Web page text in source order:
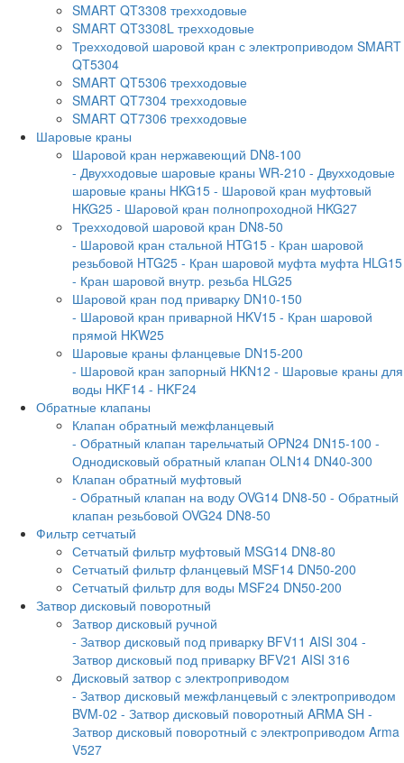
SMART QT3308 трехходовые
SMART QT3308L трехходовые
Трехходовой шаровой кран с электроприводом SMART
QT5304
SMART QT5306 трехходовые
SMART QT7304 трехходовые
SMART QT7306 трехходовые
Шаровые краны
Шаровой кран нержавеющий DN8-100
- Двухходовые шаровые краны WR-210 - Двухходовые
шаровые краны HKG15 - Шаровой кран муфтовый
HKG25 - Шаровой кран полнопроходной HKG27
Трехходовой шаровой кран DN8-50
- Шаровой кран стальной HTG15 - Кран шаровой
резьбовой HTG25 - Кран шаровой муфта муфта HLG15
- Кран шаровой внутр. резьба HLG25
Шаровой кран под приварку DN10-150
- Шаровой кран приварной HKV15 - Кран шаровой
прямой HKW25
Шаровые краны фланцевые DN15-200
- Шаровой кран запорный HKN12 - Шаровые краны для
воды HKF14 - HKF24
Обратные клапаны
Клапан обратный межфланцевый
- Обратный клапан тарельчатый OPN24 DN15-100 -
Однодисковый обратный клапан OLN14 DN40-300
Клапан обратный муфтовый
- Обратный клапан на воду OVG14 DN8-50 - Обратный
клапан резьбовой OVG24 DN8-50
Фильтр сетчатый
Сетчатый фильтр муфтовый MSG14 DN8-80
Сетчатый фильтр фланцевый MSF14 DN50-200
Сетчатый фильтр для воды MSF24 DN50-200
Затвор дисковый поворотный
Затвор дисковый ручной
- Затвор дисковый под приварку BFV11 AISI 304 -
Затвор дисковый под приварку BFV21 AISI 316
Дисковый затвор с электроприводом
- Затвор дисковый межфланцевый с электроприводом
BVM-02 - Затвор дисковый поворотный ARMA SH -
Затвор дисковый поворотный с электроприводом Arma
V527